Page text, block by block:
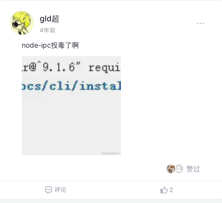
gld超
4年前
node-ipc投毒了啊
赞过
评论 2